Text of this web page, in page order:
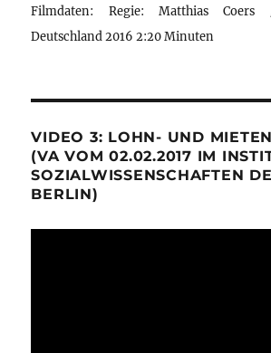
Filmdaten: Regie: Matthias
Deutschland 2016 2:20 Minuten
VIDEO 3: LOHN- UND
(VA VOM 02.02.2017 IM
SOZIALWISSENSCHAFTEN
BERLIN)